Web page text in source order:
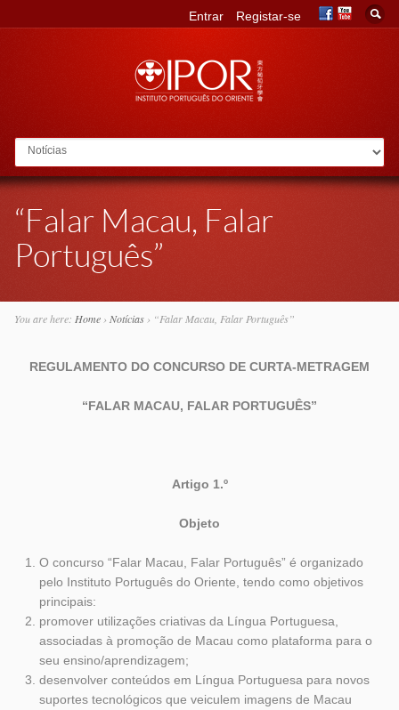
Go to:
Entrar Registar-se
“Falar Macau, Falar
Português”
You are here: Home› Notícias› “Falar Macau, Falar Português”
REGULAMENTO DO CONCURSO DE CURTA-METRAGEM
“FALAR MACAU, FALAR PORTUGUÊS”
Artigo 1.º
Objeto
O concurso “Falar Macau, Falar Português” é organizado
pelo Instituto Português do Oriente, tendo como objetivos
principais:
promover utilizações criativas da Língua Portuguesa,
associadas à promoção de Macau como plataforma para o
seu ensino/aprendizagem;
desenvolver conteúdos em Língua Portuguesa para novos
suportes tecnológicos que veiculem imagens de Macau